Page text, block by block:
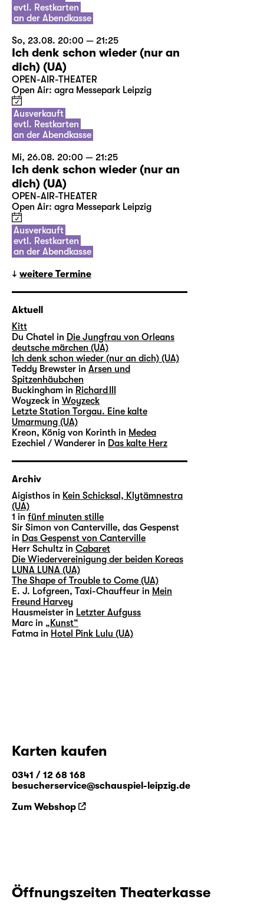
evtl. Restkarten
an der Abendkasse
So, 23.08. 20:00 — 21:25
Ich denk schon wieder (nur an
dich) (UA)
OPEN-AIR-THEATER
Open Air: agra Messepark Leipzig
Ausverkauft
evtl. Restkarten
an der Abendkasse
Mi, 26.08. 20:00 — 21:25
Ich denk schon wieder (nur an
dich) (UA)
OPEN-AIR-THEATER
Open Air: agra Messepark Leipzig
Ausverkauft
evtl. Restkarten
an der Abendkasse
weitere Termine
Aktuell
Kitt
Du Chatel in Die Jungfrau von Orleans
deutsche märchen (UA)
Ich denk schon wieder (nur an dich) (UA)
Teddy Brewster in Arsen und
Spitzenhäubchen
Buckingham in Richard III
Woyzeck in Woyzeck
Letzte Station Torgau. Eine kalte
Umarmung (UA)
Kreon, König von Korinth in Medea
Ezechiel / Wanderer in Das kalte Herz
Archiv
Aigisthos in Kein Schicksal, Klytämnestra
(UA)
1 in fünf minuten stille
Sir Simon von Canterville, das Gespenst
in Das Gespenst von Canterville
Herr Schultz in Cabaret
Die Wiedervereinigung der beiden Koreas
LUNA LUNA (UA)
The Shape of Trouble to Come (UA)
E. J. Lofgreen, Taxi-Chauffeur in Mein
Freund Harvey
Hausmeister in Letzter Aufguss
Marc in „Kunst“
Fatma in Hotel Pink Lulu (UA)
Karten kaufen
0341 / 12 68 168
besucherservice@schauspiel-leipzig.de
Zum Webshop
Öffnungszeiten Theaterkasse